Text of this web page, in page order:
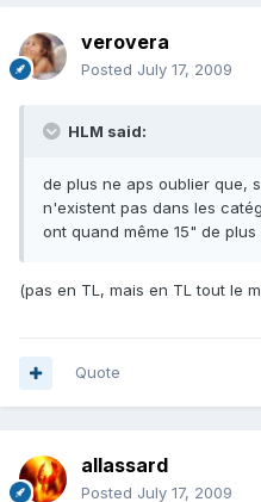
verovera
Posted July 17, 2009
HLM said:
de plus ne aps oublier que,
n'existent pas dans les
ont quand même 15" de
(pas en TL, mais en TL tout le
Quote
allassard
Posted July 17, 2009